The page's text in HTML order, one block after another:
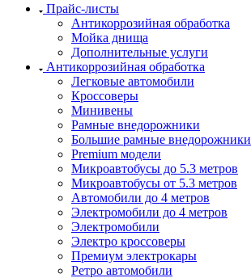
Прайс-листы
Антикоррозийная обработка
Мойка днища
Дополнительные услуги
Антикоррозийная обработка
Легковые автомобили
Кроссоверы
Минивены
Рамные внедорожники
Большие рамные внедорожники
Premium модели
Микроавтобусы до 5.3 метров
Микроавтобусы от 5.3 метров
Автомобили до 4 метров
Электромобили до 4 метров
Электромобили
Электро кроссоверы
Премиум электрокары
Ретро автомобили